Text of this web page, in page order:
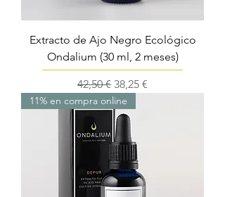
Extracto de Ajo Negro Ecológico
Ondalium (30 ml, 2 meses)
Precio
42,50 € Precio de oferta
38,25 €
11% en compra online